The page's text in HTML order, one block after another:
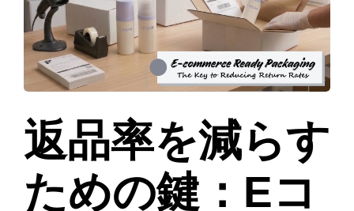
返品率を減らす
ための鍵：Eコ